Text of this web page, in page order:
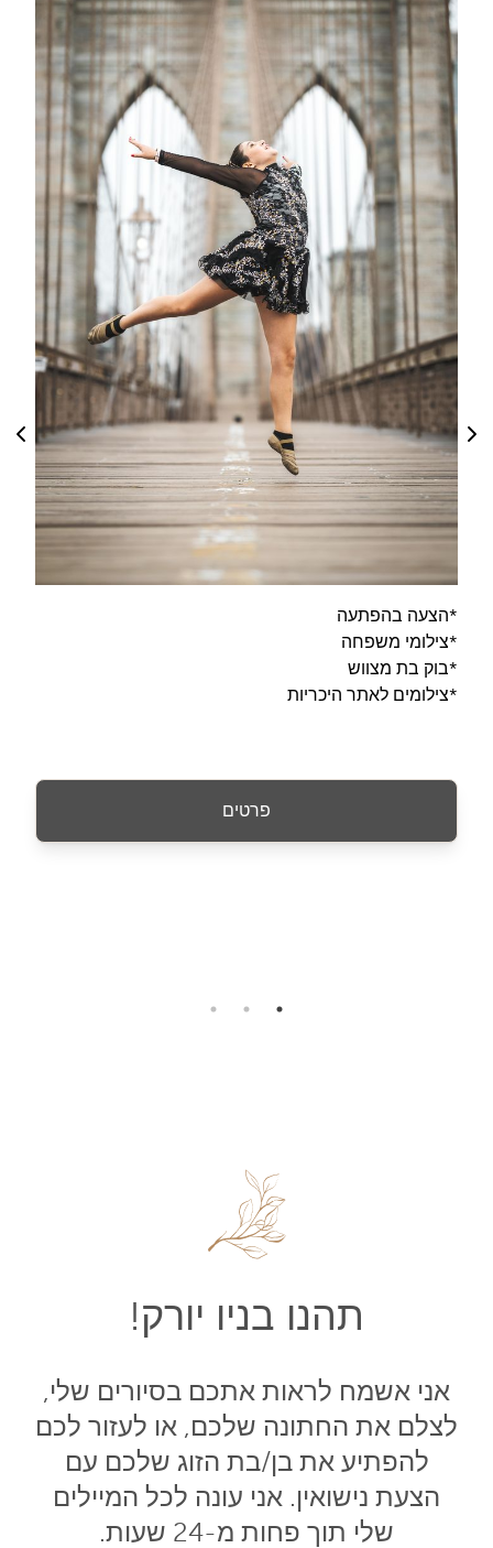
*הצעה בהפתעה
*צילומי משפחה
*בוק בת מצווש
*צילומים לאתר היכריות
פרטים
תהנו בניו יורק!
אני אשמח לראות אתכם בסיורים שלי,
לצלם את החתונה שלכם, או לעזור לכם
להפתיע את בן/בת הזוג שלכם עם
הצעת נישואין. אני עונה לכל המיילים
שלי תוך פחות מ-24 שעות.